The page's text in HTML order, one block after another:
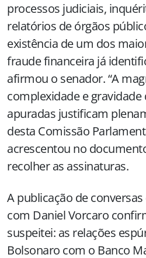
processos judiciais,
relatórios de órgãos
existência de um dos
fraude financeira já
afirmou o senador. “A
complexidade e gravidade
apuradas justificam
desta Comissão
acrescentou no
recolher as assinaturas.
A publicação de
com Daniel Vorcaro
suspeitei: as relações
Bolsonaro com o Banco